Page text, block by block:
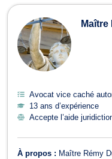
Maître
Avocat vice caché
13 ans d’expérience
Accepte l’aide
À propos : Maître Rémy